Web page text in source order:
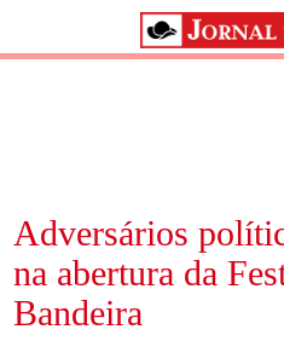
Adversários
na abertura da
Bandeira